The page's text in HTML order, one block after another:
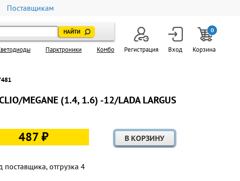
Поставщикам
Парктроники Комбо Регистрация Вход
0
Корзина
MEGANE (1.4, 1.6) -12/LADA LARGUS
487 ₽
поставщика, отгрузка 4